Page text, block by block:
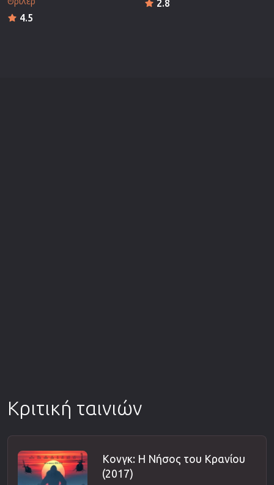
4.5
2.8
Κριτική ταινιών
Κονγκ: Η Νήσος του Κρανίου
(2017)